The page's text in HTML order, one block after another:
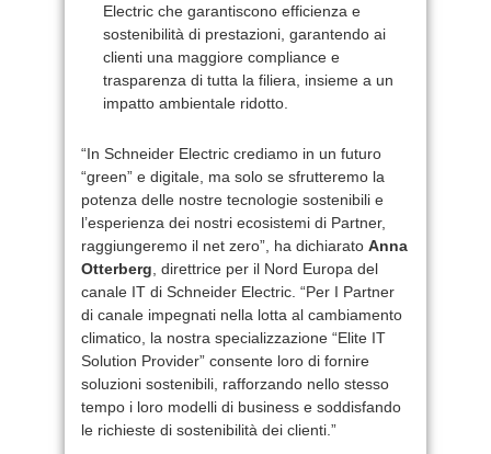
Electric che garantiscono efficienza e
sostenibilità di prestazioni, garantendo ai
clienti una maggiore compliance e
trasparenza di tutta la filiera, insieme a un
impatto ambientale ridotto.
“In Schneider Electric crediamo in un futuro
“green” e digitale, ma solo se sfrutteremo la
potenza delle nostre tecnologie sostenibili e
l’esperienza dei nostri ecosistemi di Partner,
raggiungeremo il net zero”, ha dichiarato Anna
Otterberg , direttrice per il Nord Europa del
canale IT di Schneider Electric. “Per I Partner
di canale impegnati nella lotta al cambiamento
climatico, la nostra specializzazione “Elite IT
Solution Provider” consente loro di fornire
soluzioni sostenibili, rafforzando nello stesso
tempo i loro modelli di business e soddisfando
le richieste di sostenibilità dei clienti.”